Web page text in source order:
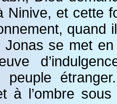
Ninive, et cette
quand
Jonas se met
peuple
à l’ombre